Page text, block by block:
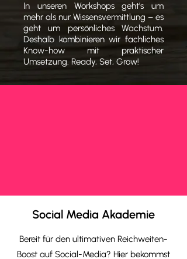
In unseren Workshops geht's um
mehr als nur Wissensvermittlung – es
geht um persönliches Wachstum.
Deshalb kombinieren wir fachliches
Know-how mit praktischer
Umsetzung. Ready, Set, Grow!
Social Media Akademie
Bereit für den ultimativen Reichweiten-
Boost auf Social-Media? Hier bekommst